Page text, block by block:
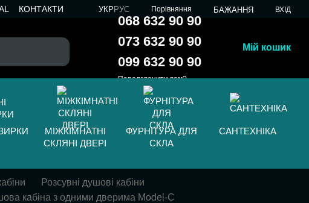
КОНТАКТИ
УКРРУС Порівняння БАЖАННЯ ВХІД
068 632 90 90
073 632 90 90
099 632 90 90
Передзвонити вам?
Мій кошик
МІЖКІМНАТНІ
СКЛЯНІ ДВЕРІ
ФУРНІТУРА ДЛЯ
СКЛА
САНТЕХНІКА
Розсувні душові кабіни
кабіна з одними дверима Model-C